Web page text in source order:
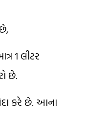
1 લીટર
છે.
કરે છે. આના